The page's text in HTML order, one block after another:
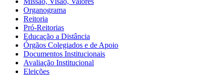
Organograma
Reitoria
Pró-Reitorias
Educação a Distância
Órgãos Colegiados e de Apoio
Documentos Institucionais
Avaliação Institucional
Eleições